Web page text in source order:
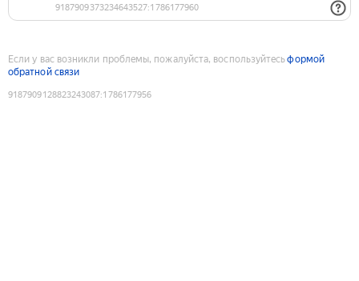
Если у вас возникли проблемы, пожалуйста, воспользуйтесьформой
обратной связи
9187909128823243087:1786177956